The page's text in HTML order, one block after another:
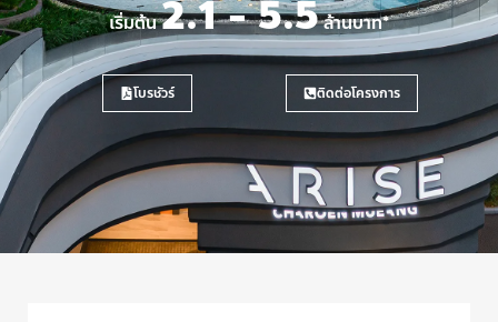
เริ่มต้น2.1 - 5.5ล้านบาท*
โบรชัวร์ ติดต่อโครงการ